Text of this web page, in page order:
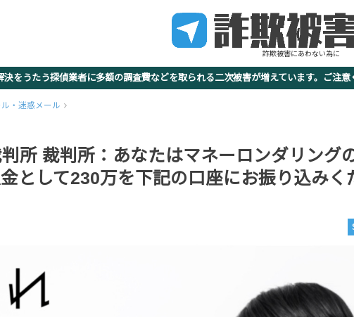
詐欺被害にあわない為に
決をうたう探偵業者に多額の調査費などを取られる二次被害が増えています
・迷惑メール
判所 裁判所：あなたはマネーロンダリング
として230万を下記の口座にお振り込みく